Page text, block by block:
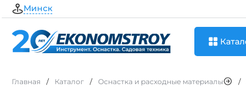
Минск
Главная / Каталог / Оснастка и расходные материалы /